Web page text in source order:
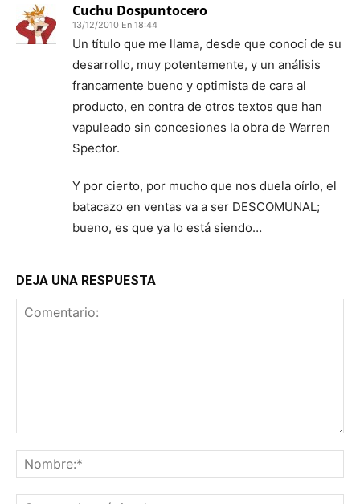
Cuchu Dospuntocero
13/12/2010 En 18:44
Un título que me llama, desde que conocí de su
desarrollo, muy potentemente, y un análisis
francamente bueno y optimista de cara al
producto, en contra de otros textos que han
vapuleado sin concesiones la obra de Warren
Spector.
Y por cierto, por mucho que nos duela oírlo, el
batacazo en ventas va a ser DESCOMUNAL;
bueno, es que ya lo está siendo…
DEJA UNA RESPUESTA